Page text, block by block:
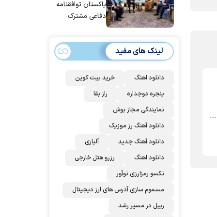
پاکستان توافقنامه
دفاعی مشترک
لینک های مفید
دانلود اهنگ
خرید بیت کوین
پنجره دوجداره
راز بقا
نمایندگی مجاز بوش
دانلود آهنگ رز‌ موزیک
دانلود آهنگ جدید
آلپاری
دانلود اهنگ
رزرو هتل خارجی
نکسو رمزارزی نوآور
مسموم سازی آدرس های ارز دیجیتال
ریپل در مسیر رشد